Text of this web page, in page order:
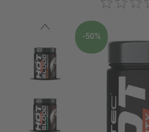
-50%